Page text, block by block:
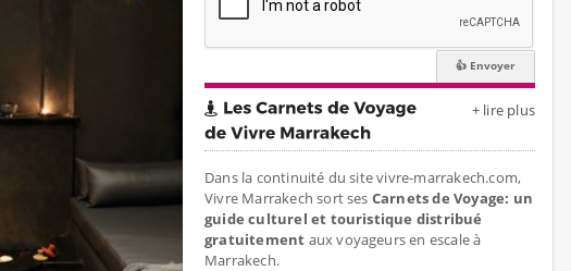
+ lire plus
Dans la continuité du site vivre-marrakech.com,
Vivre Marrakech sort ses Carnets de Voyage: un
guide culturel et touristique distribué
gratuitement aux voyageurs en escale à
Marrakech.